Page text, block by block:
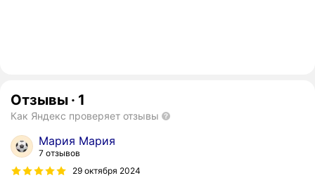
Отзывы · 1
Как Яндекс проверяет отзывы
Мария Мария
7 отзывов
29 октября 2024